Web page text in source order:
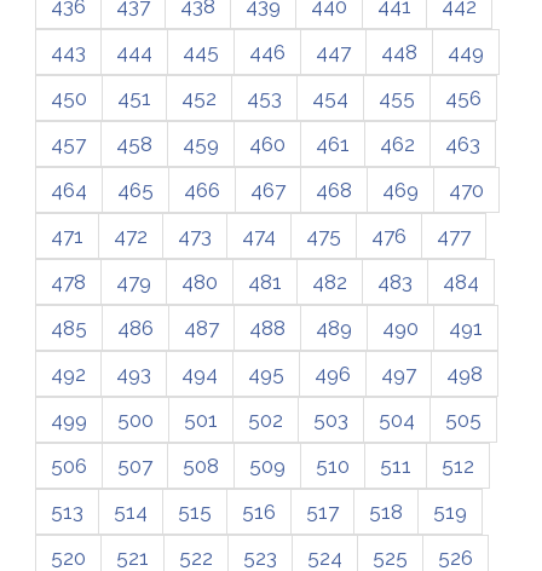
436 437 438 439 440 441
442
443
444 445 446 447 448
449
450
451 452 453 454 455
456
457
458 459 460 461 462
463
464
465 466 467 468 469
470
471
472 473 474 475 476
477
478
479 480 481 482 483
484
485
486 487 488 489 490
491
492
493 494 495 496 497
498
499
500 501 502 503 504
505
506
507 508 509 510 511
512
513
514 515 516 517 518
519
520
521 522 523 524 525
526